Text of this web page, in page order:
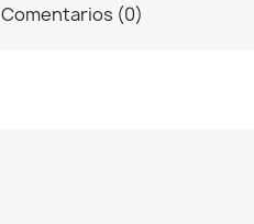
Comentarios (0)